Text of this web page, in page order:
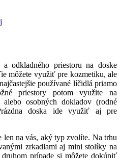
odkladného priestoru na doske
môžete využiť pre kozmetiku, ale
používané líčidlá priamo
priestory potom využite na
alebo osobných dokladov (rodné
doska ide využiť aj pre
len na vás, aký typ zvolíte. Na trhu
zrkadlami aj mini stolíky na
prípade si môžete dokúpiť